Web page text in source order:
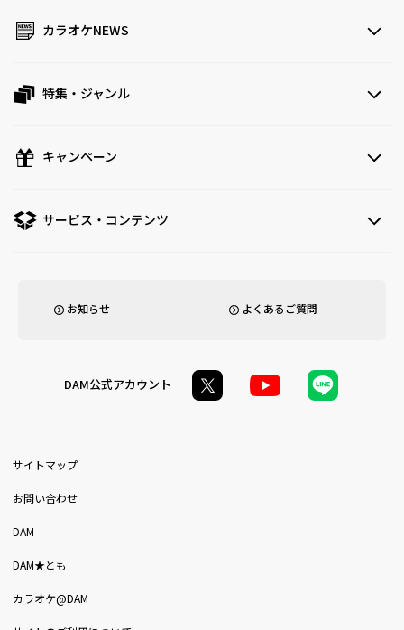
カラオケNEWS
特集・ジャンル
キャンペーン
サービス・コンテンツ
お知らせ よくあるご質問
DAM公式アカウント
サイトマップ
お問い合わせ
DAM
DAM★とも
カラオケ@DAM